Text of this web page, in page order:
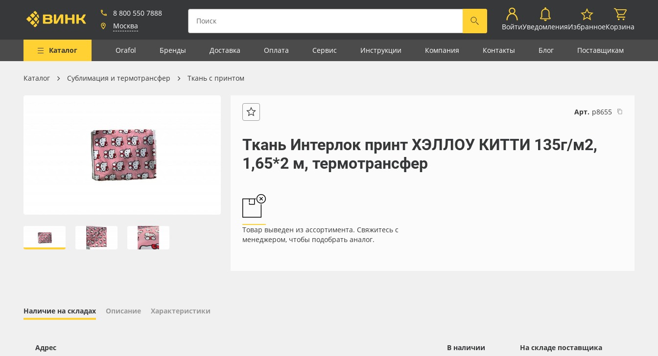
8 800 550 7888
Москва
ВойтиУведомленияИзбранноеКорзина
Каталог Orafol Бренды Доставка Оплата Сервис Инструкции Компания Контакты Блог Поставщикам
Весь каталог
Листовые материалы
Клей, скотчи и крепёж
Сублимация и термотрансфер
Оборудование и инструмент
Каталог Сублимация и термотрансфер Ткань с принтом
Арт. р8655
Ткань Интерлок принт ХЭЛЛОУ КИТТИ 135г/м2,
1,65*2 м, термотрансфер
Товар выведен из ассортимента. Свяжитесь с
менеджером, чтобы подобрать аналог.
Наличие на складах Описание Характеристики
Адрес В наличии На складе поставщика